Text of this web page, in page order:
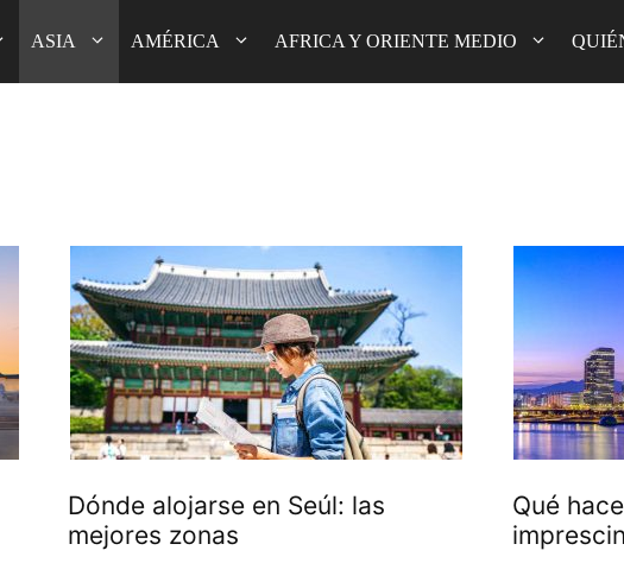
ASIA AMÉRICA AFRICA Y ORIENTE MEDIO
Dónde alojarse en Seúl: las
mejores zonas
Qué